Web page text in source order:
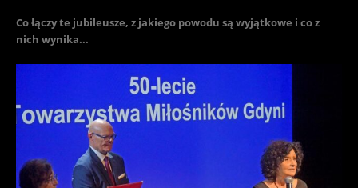
Co łączy te jubileusze, z jakiego powodu są wyjątkowe i co z
nich wynika...